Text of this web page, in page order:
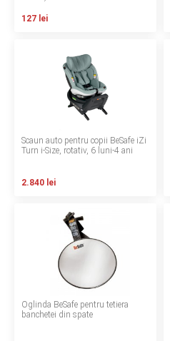
BABY MONITORS
HRANIRE SI DIVERSIFICARE
CASA SI CURATENIE
BAIE SI TOALETA
Informatii companie
127 lei
Scaun auto pentru copii BeSafe iZi
Turn i-Size, rotativ, 6 luni-4 ani
2.840 lei
Oglinda BeSafe pentru tetiera
banchetei din spate